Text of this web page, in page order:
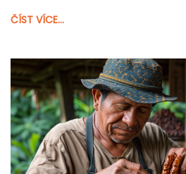
čokoládu a s ustředním
čokoládu správně ochutnat a
ČÍST VÍCE...